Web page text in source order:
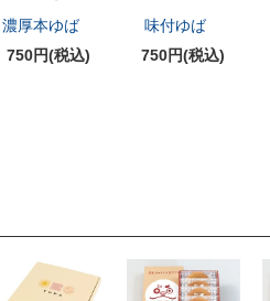
濃厚本ゆば
750円(税込)
味付ゆば
750円(税込)